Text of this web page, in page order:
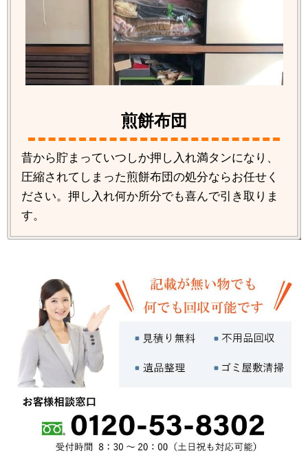
煎餅布団
昔から貯まっていつしか押し入れ満タンになり、
圧縮されてしまった煎餅布団の処分ならお任せく
ださい。押し入れ何か所分でも喜んで引き取りま
す。